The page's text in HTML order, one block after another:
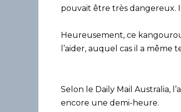
pouvait être très dangereux.
Heureusement, ce
l’aider, auquel cas il a
Selon le Daily Mail Australia,
encore une demi-heure.